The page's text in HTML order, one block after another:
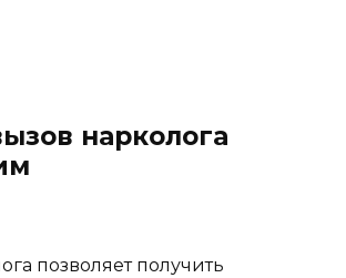
нарколога
позволяет получить